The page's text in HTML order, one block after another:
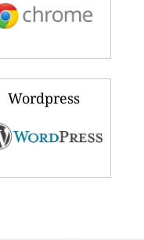
Wordpress